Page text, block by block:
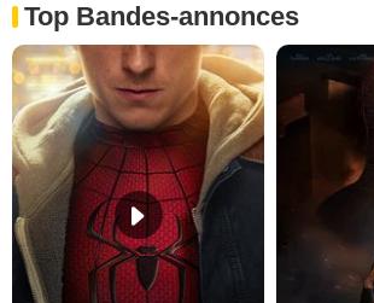
Top Bandes-annonces